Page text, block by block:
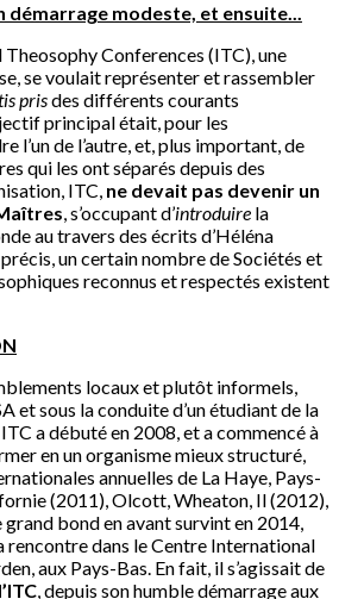
démarrage modeste, et ensuite...
Conferences (ITC), une
se voulait représenter et rassembler
prisdes différents courants
principal était, pour les
l’un de l’autre, et, plus important, de
qui les ont séparés depuis des
ITC, ne devait pas devenir un
, s’occupant d’introduire la
au travers des écrits d’Héléna
un certain nombre de Sociétés et
reconnus et respectés existent
locaux et plutôt informels,
et sous la conduite d’un étudiant de la
ITC a débuté en 2008, et a commencé à
en un organisme mieux structuré,
annuelles de La Haye, Pays-
(2011), Olcott, Wheaton, Il (2012),
bond en avant survint en 2014,
rencontre dans le Centre International
aux Pays-Bas. En fait, il s’agissait de
, depuis son humble démarrage aux